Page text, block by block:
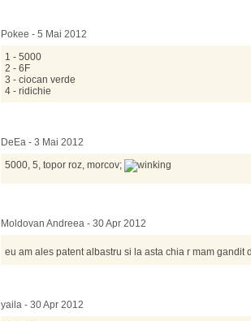
Pokee - 5 Mai 2012
1 - 5000
2 - 6F
3 - ciocan verde
4 - ridichie
DeEa - 3 Mai 2012
5000, 5, topor roz, morcov;
Moldovan Andreea - 30 Apr 2012
eu am ales patent albastru si la asta chia r mam gandit
yaila - 30 Apr 2012